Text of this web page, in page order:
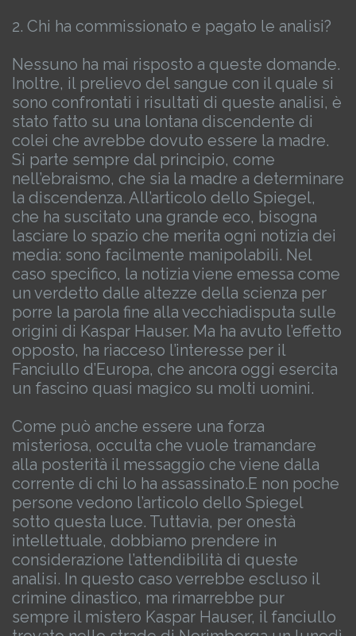
2. Chi ha commissionato e pagato le analisi?
Nessuno ha mai risposto a queste domande.
Inoltre, il prelievo del sangue con il quale si
sono confrontati i risultati di queste analisi, è
stato fatto su una lontana discendente di
colei che avrebbe dovuto essere la madre.
Si parte sempre dal principio, come
nell’ebraismo, che sia la madre a determinare
la discendenza. All’articolo dello Spiegel,
che ha suscitato una grande eco, bisogna
lasciare lo spazio che merita ogni notizia dei
media: sono facilmente manipolabili. Nel
caso specifico, la notizia viene emessa come
un verdetto dalle altezze della scienza per
porre la parola fine alla vecchiadisputa sulle
origini di Kaspar Hauser. Ma ha avuto l’effetto
opposto, ha riacceso l’interesse per il
Fanciullo d’Europa, che ancora oggi esercita
un fascino quasi magico su molti uomini.
Come può anche essere una forza
misteriosa, occulta che vuole tramandare
alla posterità il messaggio che viene dalla
corrente di chi lo ha assassinato.E non poche
persone vedono l’articolo dello Spiegel
sotto questa luce. Tuttavia, per onestà
intellettuale, dobbiamo prendere in
considerazione l’attendibilità di queste
analisi. In questo caso verrebbe escluso il
crimine dinastico, ma rimarrebbe pur
sempre il mistero Kaspar Hauser, il fanciullo